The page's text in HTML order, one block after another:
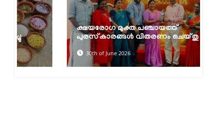
ക്ഷയരോഗ മുക്ത പഞ്ചായത്ത്
പുരസ്‌കാരങ്ങൾ വിതരണം ചെയ്തു
30th of June 2026